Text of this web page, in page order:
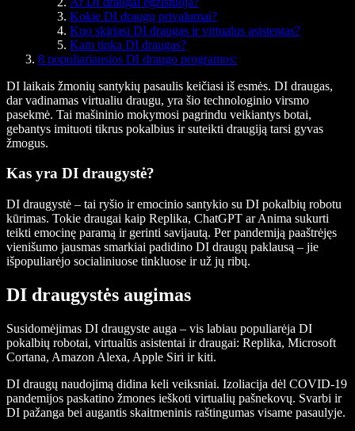
Kokie DI draugų privalumai?
Kuo skiriasi DI draugas ir virtualus asistentas?
Kam tinka DI draugas?
8 populiariausios DI draugo programos:
DI laikais žmonių santykių pasaulis keičiasi iš esmės. DI draugas,
dar vadinamas virtualiu draugu, yra šio technologinio virsmo
pasekmė. Tai mašininio mokymosi pagrindu veikiantys botai,
gebantys imituoti tikrus pokalbius ir suteikti draugiją tarsi gyvas
žmogus.
Kas yra DI draugystė?
DI draugystė – tai ryšio ir emocinio santykio su DI pokalbių robotu
kūrimas. Tokie draugai kaip Replika, ChatGPT ar Anima sukurti
teikti emocinę paramą ir gerinti savijautą. Per pandemiją paaštrėjęs
vienišumo jausmas smarkiai padidino DI draugų paklausą – jie
išpopuliarėjo socialiniuose tinkluose ir už jų ribų.
DI draugystės augimas
Susidomėjimas DI draugyste auga – vis labiau populiarėja DI
pokalbių robotai, virtualūs asistentai ir draugai: Replika, Microsoft
Cortana, Amazon Alexa, Apple Siri ir kiti.
DI draugų naudojimą didina keli veiksniai. Izoliacija dėl COVID-19
pandemijos paskatino žmones ieškoti virtualių pašnekovų. Svarbi ir
DI pažanga bei augantis skaitmeninis raštingumas visame pasaulyje.